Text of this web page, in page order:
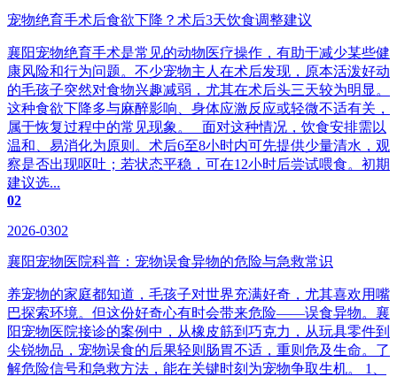
宠物绝育手术后食欲下降？术后3天饮食调整建议
襄阳宠物绝育手术是常见的动物医疗操作，有助于减少某些健
康风险和行为问题。不少宠物主人在术后发现，原本活泼好动
的毛孩子突然对食物兴趣减弱，尤其在术后头三天较为明显。
这种食欲下降多与麻醉影响、身体应激反应或轻微不适有关，
属于恢复过程中的常见现象。 面对这种情况，饮食安排需以
温和、易消化为原则。术后6至8小时内可先提供少量清水，观
察是否出现呕吐；若状态平稳，可在12小时后尝试喂食。初期
建议选...
02
2026-0302
襄阳宠物医院科普：宠物误食异物的危险与急救常识
养宠物的家庭都知道，毛孩子对世界充满好奇，尤其喜欢用嘴
巴探索环境。但这份好奇心有时会带来危险——误食异物。襄
阳宠物医院接诊的案例中，从橡皮筋到巧克力，从玩具零件到
尖锐物品，宠物误食的后果轻则肠胃不适，重则危及生命。了
解危险信号和急救方法，能在关键时刻为宠物争取生机。 1、